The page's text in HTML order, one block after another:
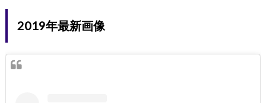
2019年最新画像